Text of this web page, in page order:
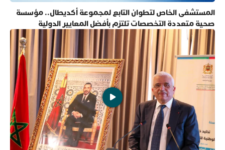
المستشفى الخاص لتطوان التابع لمجموعة أكديطال.. مؤسسة
صحية متعددة التخصصات تلتزم بأفضل المعايير الدولية